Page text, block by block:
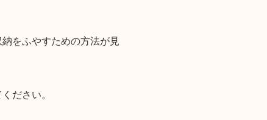
をふやすための方法が見
ださい。